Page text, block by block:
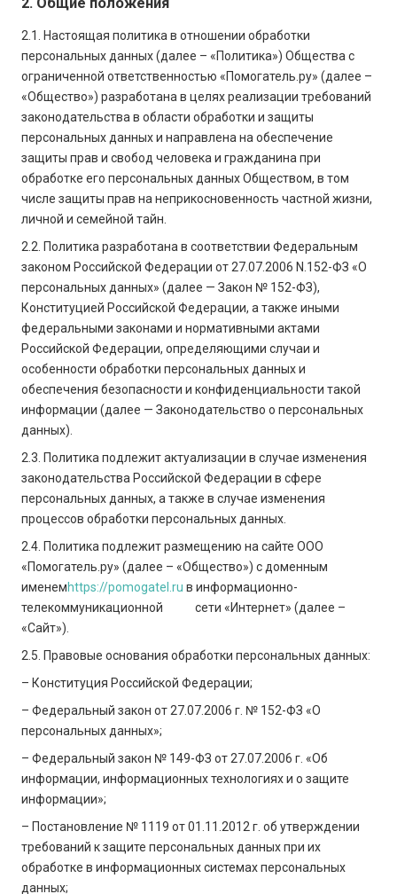
2.1. Настоящая политика в отношении обработки
персональных данных (далее – «Политика») Общества с
ограниченной ответственностью «Помогатель.ру» (далее –
«Общество») разработана в целях реализации требований
законодательства в области обработки и защиты
персональных данных и направлена на обеспечение
защиты прав и свобод человека и гражданина при
обработке его персональных данных Обществом, в том
числе защиты прав на неприкосновенность частной жизни,
личной и семейной тайн.
2.2. Политика разработана в соответствии Федеральным
законом Российской Федерации от 27.07.2006 N.152-ФЗ «О
персональных данных» (далее — Закон № 152-ФЗ),
Конституцией Российской Федерации, а также иными
федеральными законами и нормативными актами
Российской Федерации, определяющими случаи и
особенности обработки персональных данных и
обеспечения безопасности и конфиденциальности такой
информации (далее — Законодательство о персональных
данных).
2.3. Политика подлежит актуализации в случае изменения
законодательства Российской Федерации в сфере
персональных данных, а также в случае изменения
процессов обработки персональных данных.
2.4. Политика подлежит размещению на сайте ООО
«Помогатель.ру» (далее – «Общество») с доменным
именемhttps://pomogatel.ru в информационно-
телекоммуникационной сети «Интернет» (далее –
«Сайт»).
2.5. Правовые основания обработки персональных данных:
– Конституция Российской Федерации;
– Федеральный закон от 27.07.2006 г. № 152-ФЗ «О
персональных данных»;
– Федеральный закон № 149-ФЗ от 27.07.2006 г. «Об
информации, информационных технологиях и о защите
информации»;
– Постановление № 1119 от 01.11.2012 г. об утверждении
требований к защите персональных данных при их
обработке в информационных системах персональных
данных;